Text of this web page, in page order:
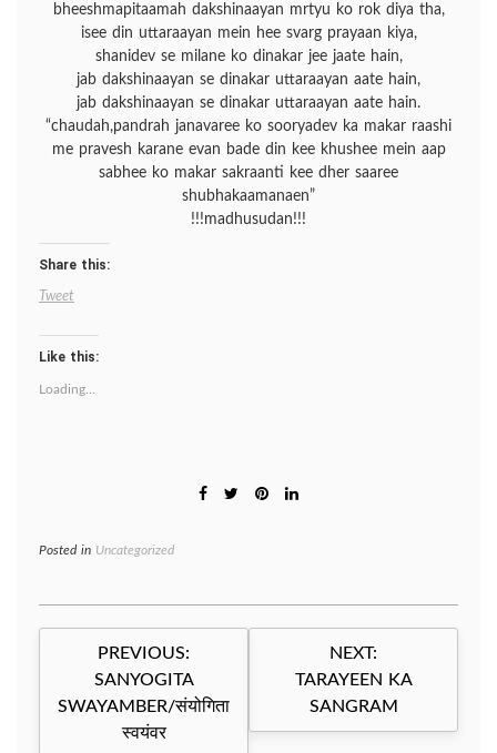
bheeshmapitaamah dakshinaayan mrtyu ko rok diya tha,
isee din uttaraayan mein hee svarg prayaan kiya,
shanidev se milane ko dinakar jee jaate hain,
jab dakshinaayan se dinakar uttaraayan aate hain,
jab dakshinaayan se dinakar uttaraayan aate hain.
“chaudah,pandrah janavaree ko sooryadev ka makar raashi
me pravesh karane evan bade din kee khushee mein aap
sabhee ko makar sakraanti kee dher saaree
shubhakaamanaen”
!!!madhusudan!!!
Share this:
Tweet
Like this:
Loading...
Posted in Uncategorized
Post
navigation
PREVIOUS:
SANYOGITA
SWAYAMBER/संयोगिता
स्वयंवर
NEXT:
TARAYEEN KA
SANGRAM